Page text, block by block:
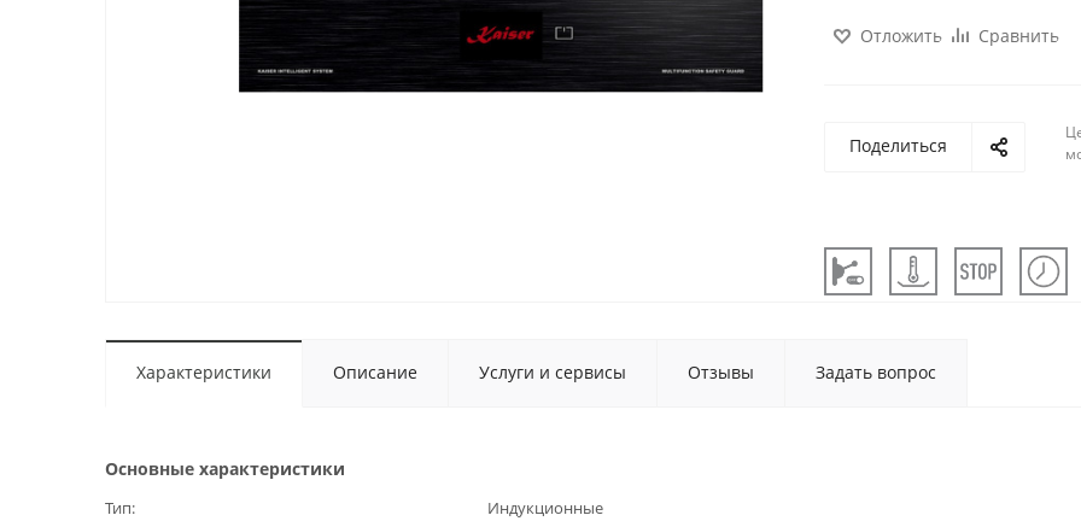
Отложить Сравнить
Поделиться
Характеристики Описание Услуги и сервисы Отзывы Задать вопрос
Основные характеристики
Тип
Индукционные